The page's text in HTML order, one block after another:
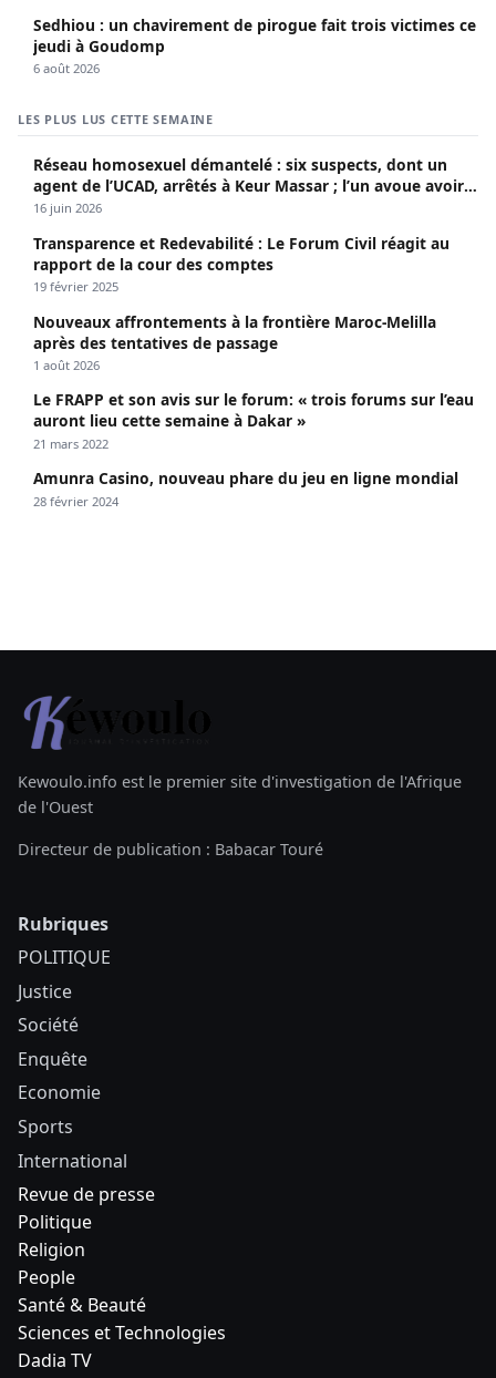
Sedhiou : un chavirement de pirogue fait trois victimes ce
jeudi à Goudomp
6 août 2026
LES PLUS LUS CETTE SEMAINE
Réseau homosexuel démantelé : six suspects, dont un
agent de l’UCAD, arrêtés à Keur Massar ; l’un avoue avoir
propagé le VIH depuis 2018
16 juin 2026
Transparence et Redevabilité : Le Forum Civil réagit au
rapport de la cour des comptes
19 février 2025
Nouveaux affrontements à la frontière Maroc-Melilla
après des tentatives de passage
1 août 2026
Le FRAPP et son avis sur le forum: « trois forums sur l’eau
auront lieu cette semaine à Dakar »
21 mars 2022
Amunra Casino, nouveau phare du jeu en ligne mondial
28 février 2024
Kewoulo.info est le premier site d'investigation de l'Afrique
de l'Ouest
Directeur de publication : Babacar Touré
Rubriques
POLITIQUE
Justice
Société
Enquête
Economie
Sports
International
Revue de presse
Politique
Religion
People
Santé & Beauté
Sciences et Technologies
Dadia TV